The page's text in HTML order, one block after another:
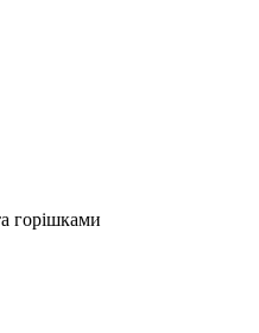
горішками